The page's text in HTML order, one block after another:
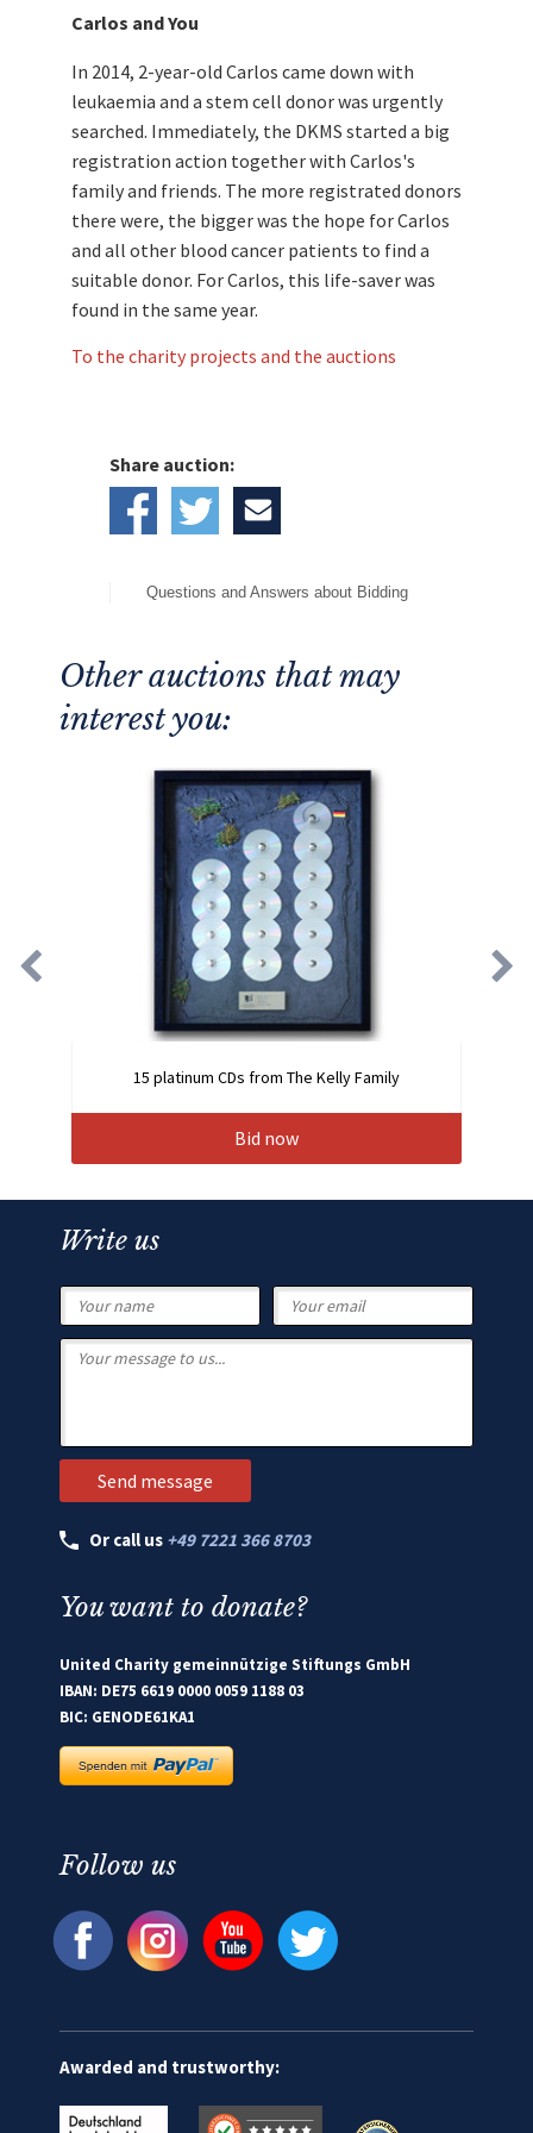
Carlos and You
In 2014, 2-year-old Carlos came down with
leukaemia and a stem cell donor was urgently
searched. Immediately, the DKMS started a big
registration action together with Carlos's
family and friends. The more registrated donors
there were, the bigger was the hope for Carlos
and all other blood cancer patients to find a
suitable donor. For Carlos, this life-saver was
found in the same year.
To the charity projects and the auctions
Share auction:
Questions and Answers about Bidding
Other auctions that may
interest you:
15 platinum CDs from The Kelly Family
Bid now
Write us
Or call us +49 7221 366 8703
You want to donate?
United Charity gemeinnützige Stiftungs GmbH
IBAN: DE75 6619 0000 0059 1188 03
BIC: GENODE61KA1
Follow us
Awarded and trustworthy: